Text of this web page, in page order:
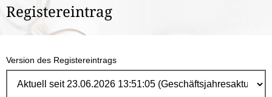
hier:
Registereintrag
Version des Registereintrags